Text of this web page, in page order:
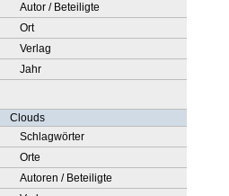
Autor / Beteiligte
Ort
Verlag
Jahr
Clouds
Schlagwörter
Orte
Autoren / Beteiligte